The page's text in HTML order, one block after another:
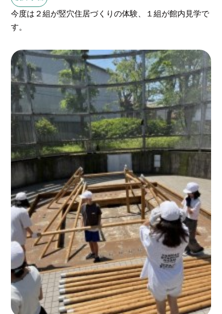
今度は２組が竪穴住居づくりの体験、１組が館内見学で
す。